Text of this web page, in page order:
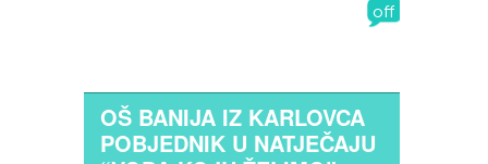
OŠ BANIJA IZ KARLOVCA
POBJEDNIK U NATJEČAJU
off